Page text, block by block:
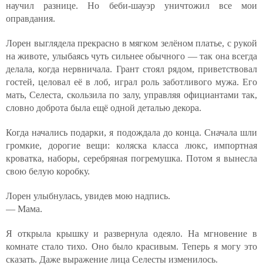
научил разнице. Но беби-шауэр уничтожил все мои
оправдания.
Лорен выглядела прекрасно в мягком зелёном платье, с рукой
на животе, улыбаясь чуть сильнее обычного — так она всегда
делала, когда нервничала. Грант стоял рядом, приветствовал
гостей, целовал её в лоб, играл роль заботливого мужа. Его
мать, Селеста, скользила по залу, управляя официантами так,
словно доброта была ещё одной деталью декора.
Когда начались подарки, я подождала до конца. Сначала шли
громкие, дорогие вещи: коляска класса люкс, импортная
кроватка, наборы, серебряная погремушка. Потом я вынесла
свою белую коробку.
Лорен улыбнулась, увидев мою надпись.
— Мама.
Я открыла крышку и развернула одеяло. На мгновение в
комнате стало тихо. Оно было красивым. Теперь я могу это
сказать. Даже выражение лица Селесты изменилось.